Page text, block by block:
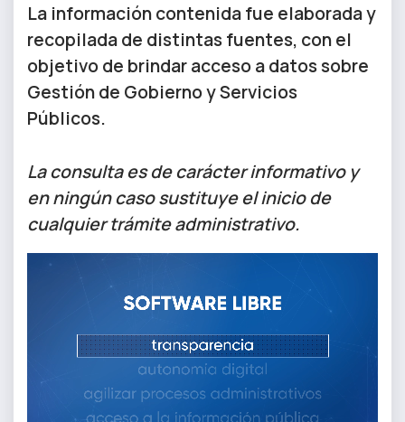
La información contenida fue elaborada y
recopilada de distintas fuentes, con el
objetivo de brindar acceso a datos sobre
Gestión de Gobierno y Servicios
Públicos.
La consulta es de carácter informativo y
en ningún caso sustituye el inicio de
cualquier trámite administrativo.